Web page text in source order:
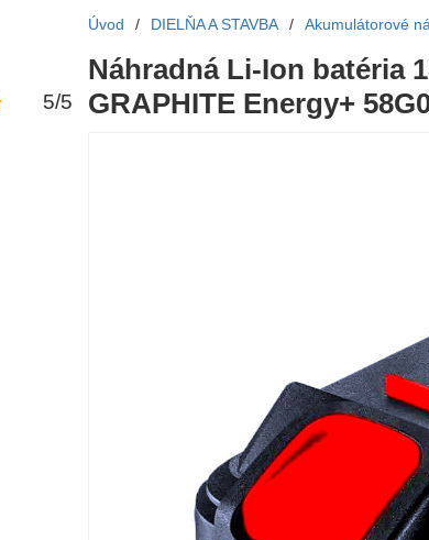
5/5
Úvod / DIELŇA A STAVBA / Akumulátorové
Náhradná Li-Ion batéria
GRAPHITE Energy+